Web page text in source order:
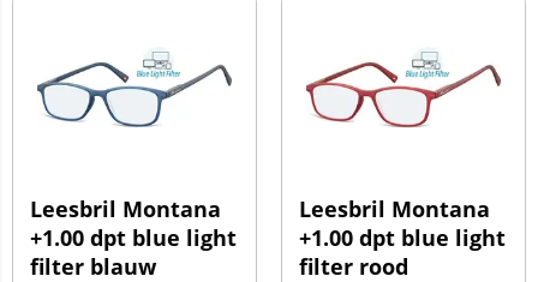
Leesbril Montana
+1.00 dpt blue light
filter blauw
Leesbril Montana
+1.00 dpt blue light
filter rood